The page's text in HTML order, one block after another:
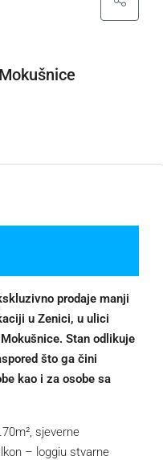
prodaje manji
u Zenici, u ulici
Stan odlikuje
što ga čini
kao i za osobe sa
sjeverne
– loggiu stvarne